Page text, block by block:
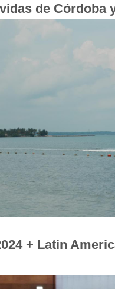
de Córdoba
+ Latin